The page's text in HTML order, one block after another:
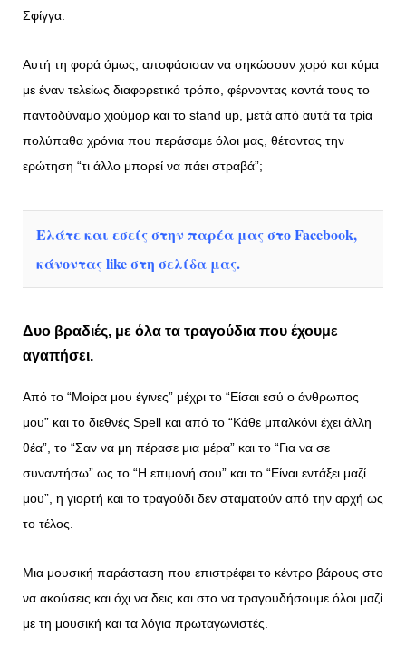
Σφίγγα.
Αυτή τη φορά όμως, αποφάσισαν να σηκώσουν χορό και κύμα
με έναν τελείως διαφορετικό τρόπο, φέρνοντας κοντά τους το
παντοδύναμο χιούμορ και το stand up, μετά από αυτά τα τρία
πολύπαθα χρόνια που περάσαμε όλοι μας, θέτοντας την
ερώτηση “τι άλλο μπορεί να πάει στραβά”;
Ελάτε και εσείς στην παρέα μας στο Facebook,
κάνοντας like στη σελίδα μας.
Δυο βραδιές, με όλα τα τραγούδια που έχουμε
αγαπήσει.
Από το “Μοίρα μου έγινες” μέχρι το “Είσαι εσύ ο άνθρωπος
μου” και το διεθνές Spell και από το “Κάθε μπαλκόνι έχει άλλη
θέα”, το “Σαν να μη πέρασε μια μέρα” και το “Για να σε
συναντήσω” ως το “Η επιμονή σου” και το “Είναι εντάξει μαζί
μου”, η γιορτή και το τραγούδι δεν σταματούν από την αρχή ως
το τέλος.
Μια μουσική παράσταση που επιστρέφει το κέντρο βάρους στο
να ακούσεις και όχι να δεις και στο να τραγουδήσουμε όλοι μαζί
με τη μουσική και τα λόγια πρωταγωνιστές.